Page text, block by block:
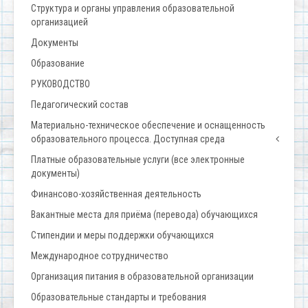
Структура и органы управления образовательной
организацией
Документы
Образование
РУКОВОДСТВО
Педагогический состав
Материально-техническое обеспечение и оснащенность
образовательного процесса. Доступная среда
Платные образовательные услуги (все электронные
документы)
Финансово-хозяйственная деятельность
Вакантные места для приёма (перевода) обучающихся
Стипендии и меры поддержки обучающихся
Международное сотрудничество
Организация питания в образовательной организации
Образовательные стандарты и требования